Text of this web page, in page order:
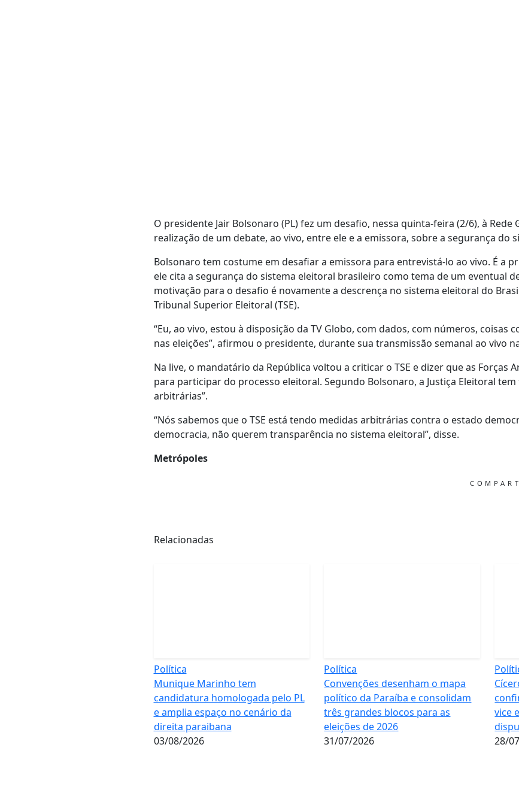
O presidente Jair Bolsonaro (PL) fez um desafio, nessa quinta-feira (2/6), à Rede
realização de um debate, ao vivo, entre ele e a emissora, sobre a segurança do
Bolsonaro tem costume em desafiar a emissora para entrevistá-lo ao vivo. É a
ele cita a segurança do sistema eleitoral brasileiro como tema de um eventual
motivação para o desafio é novamente a descrença no sistema eleitoral do
Tribunal Superior Eleitoral (TSE).
“Eu, ao vivo, estou à disposição da TV Globo, com dados, com números, coisas
nas eleições”, afirmou o presidente, durante sua transmissão semanal ao vivo
Na live, o mandatário da República voltou a criticar o TSE e dizer que as Forças
para participar do processo eleitoral. Segundo Bolsonaro, a Justiça Eleitoral
arbitrárias”.
“Nós sabemos que o TSE está tendo medidas arbitrárias contra o estado
democracia, não querem transparência no sistema eleitoral”, disse.
Metrópoles
Relacionadas
Política
Munique Marinho tem
candidatura homologada pelo PL
e amplia espaço no cenário da
direita paraibana
03/08/2026
Política
Convenções desenham o mapa
político da Paraíba e consolidam
três grandes blocos para as
eleições de 2026
31/07/2026
vice
28/